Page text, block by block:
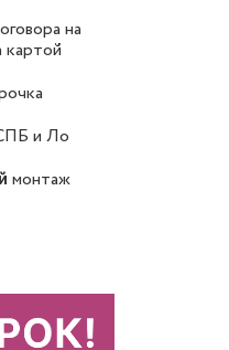
на
картой
и Ло
монтаж